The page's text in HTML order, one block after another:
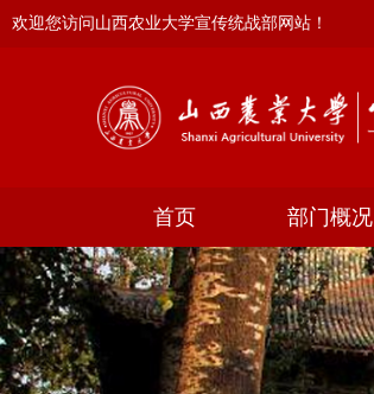
欢迎您访问山西农业大学宣传统战部网站！
首页 部门概况